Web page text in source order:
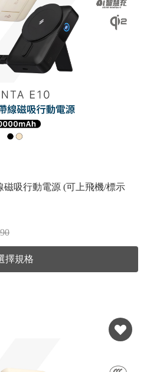
磁吸行動電源 (可上飛機/標示
擇規格